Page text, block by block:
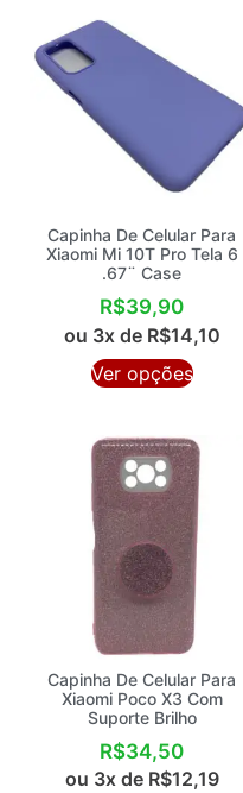
Capinha De Celular Para
Xiaomi Mi 10T Pro Tela 6
.67¨ Case
R$39,90
ou 3x de R$14,10
Ver opções
Capinha De Celular Para
Xiaomi Poco X3 Com
Suporte Brilho
R$34,50
ou 3x de R$12,19